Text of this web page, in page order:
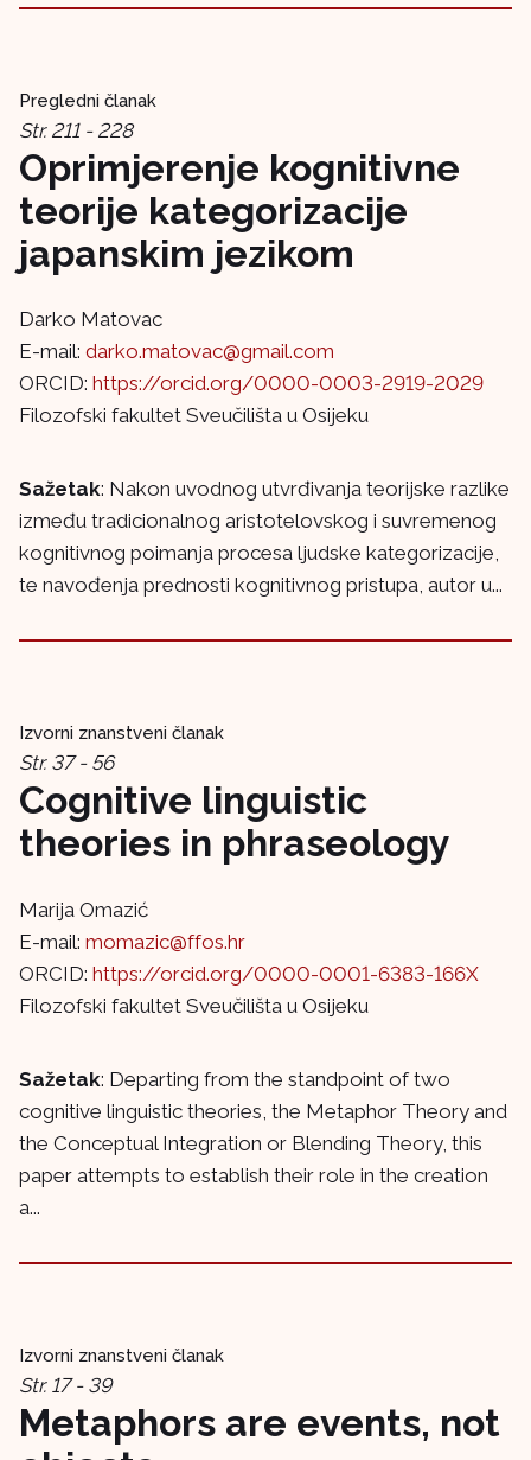
Pregledni članak
Str. 211 - 228
Oprimjerenje kognitivne
teorije kategorizacije
japanskim jezikom
Darko Matovac
E-mail: darko.matovac@gmail.com
ORCID: https://orcid.org/0000-0003-2919-2029
Filozofski fakultet Sveučilišta u Osijeku
Sažetak: Nakon uvodnog utvrđivanja teorijske razlike
između tradicionalnog aristotelovskog i suvremenog
kognitivnog poimanja procesa ljudske kategorizacije,
te navođenja prednosti kognitivnog pristupa, autor u...
Izvorni znanstveni članak
Str. 37 - 56
Cognitive linguistic
theories in phraseology
Marija Omazić
E-mail: momazic@ffos.hr
ORCID: https://orcid.org/0000-0001-6383-166X
Filozofski fakultet Sveučilišta u Osijeku
Sažetak: Departing from the standpoint of two
cognitive linguistic theories, the Metaphor Theory and
the Conceptual Integration or Blending Theory, this
paper attempts to establish their role in the creation
a...
Izvorni znanstveni članak
Str. 17 - 39
Metaphors are events, not